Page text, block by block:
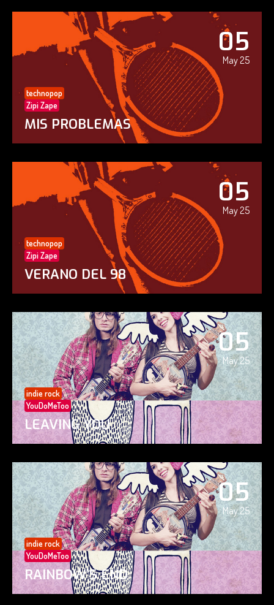
05
May 25
technopop
Zipi Zape
MIS PROBLEMAS
05
May 25
technopop
Zipi Zape
VERANO DEL 98
05
May 25
indie rock
YouDoMeToo
LEAVING YOU
05
May 25
indie rock
YouDoMeToo
RAINBOW’S END